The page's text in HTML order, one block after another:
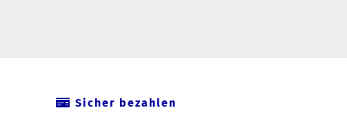
Sicher bezahlen